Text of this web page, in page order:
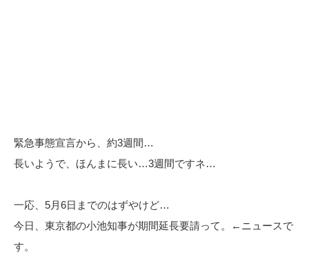
緊急事態宣言から、約3週間…
長いようで、ほんまに長い…3週間ですネ…
一応、5月6日までのはずやけど…
今日、東京都の小池知事が期間延長要請って。←ニュースで
す。